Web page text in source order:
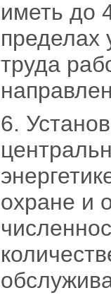
иметь до
пределах
труда
6.
охране и